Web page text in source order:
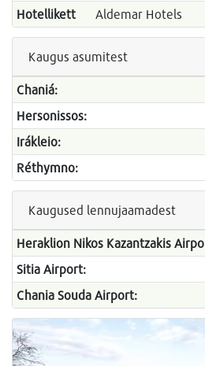
Hotellikett
Aldemar Hotels
Kaugus asumitest
Chaniá:
Hersonissos:
Irákleio:
Réthymno:
Kaugused lennujaamadest
Heraklion Nikos Kazantzakis
Sitia Airport:
Chania Souda Airport: